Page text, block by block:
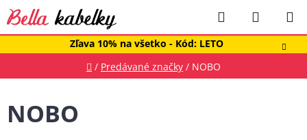
Prejsť
na
obsah
Zľava 10% na všetko - Kód: LETO
Hľadať
KOŠÍK
Domov
/ Predávané značky / NOBO
NOBO